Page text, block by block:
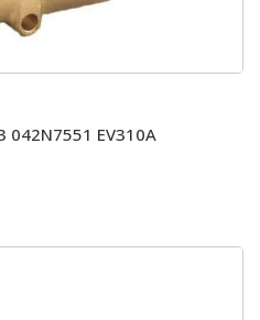
042N7551 EV310A